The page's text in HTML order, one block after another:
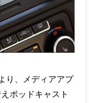
り、メディアアプ
ポッドキャスト